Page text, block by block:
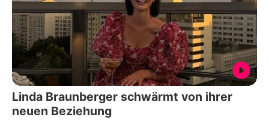
Linda Braunberger schwärmt von ihrer
neuen Beziehung